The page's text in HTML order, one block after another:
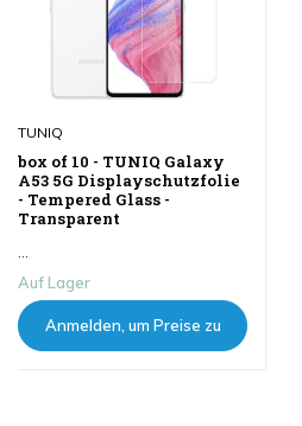
TUNIQ
box of 10 - TUNIQ Galaxy
A53 5G Displayschutzfolie
- Tempered Glass -
Transparent
Auf Lager
Anmelden, um Preise zu